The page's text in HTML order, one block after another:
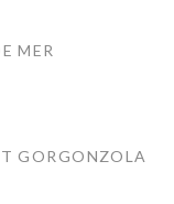
MER
GORGONZOLA